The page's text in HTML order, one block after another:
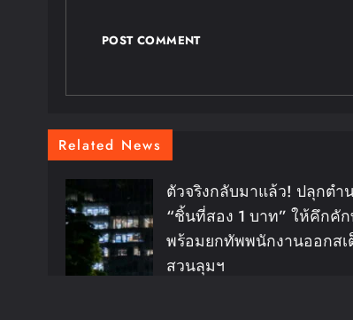
Related News
ตัวจริงกลับมาแล้ว! ปลุกตำ
“ชิ้นที่สอง 1 บาท” ให้คึกคัก
พร้อมยกทัพพนักงานออกสเ
สวนลุมฯ